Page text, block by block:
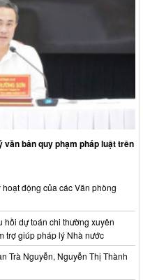
bản quy phạm pháp luật trên
động của các Văn phòng
hồi dự toán chi thường xuyên
trợ giúp pháp lý Nhà nước
Trà Nguyễn, Nguyễn Thị Thành